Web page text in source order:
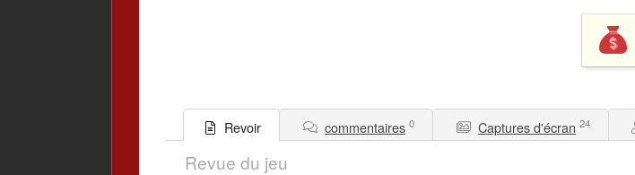
Revoir commentaires 0 Captures d'écran 24
Revue du jeu